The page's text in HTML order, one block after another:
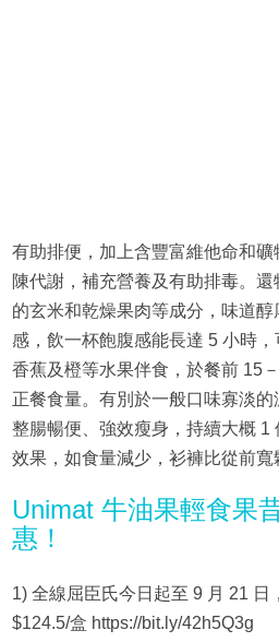
有助排便，加上含豐富維他命和
陳代謝，補充營養及有助排毒。
的玄米和乾燥果肉等成分，味道
感，飲一杯飽腹感能長達 5 小時
香蕉及橙等水果伴食，於餐前 15
正餐食量。有別於一般口味寡淡
整腸暢便、強效瘦身，持續大概 1
效果，如食量減少，衫褲比從前寬
Unimat 牛油果輕食果
惠！
1) 全線屈臣氏今日起至 9 月 21 日
$124.5/盒 https://bit.ly/42h5Q3g